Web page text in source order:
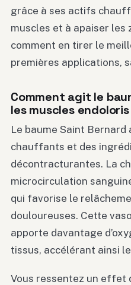
grâce à ses actifs
muscles et à apaiser les
comment en tirer le
premières applications,
Comment agit le
les muscles endoloris
Le baume Saint Bernard
chauffants et des
décontracturantes. La
microcirculation
qui favorise le
douloureuses. Cette
apporte davantage
tissus, accélérant ainsi
Vous ressentez un